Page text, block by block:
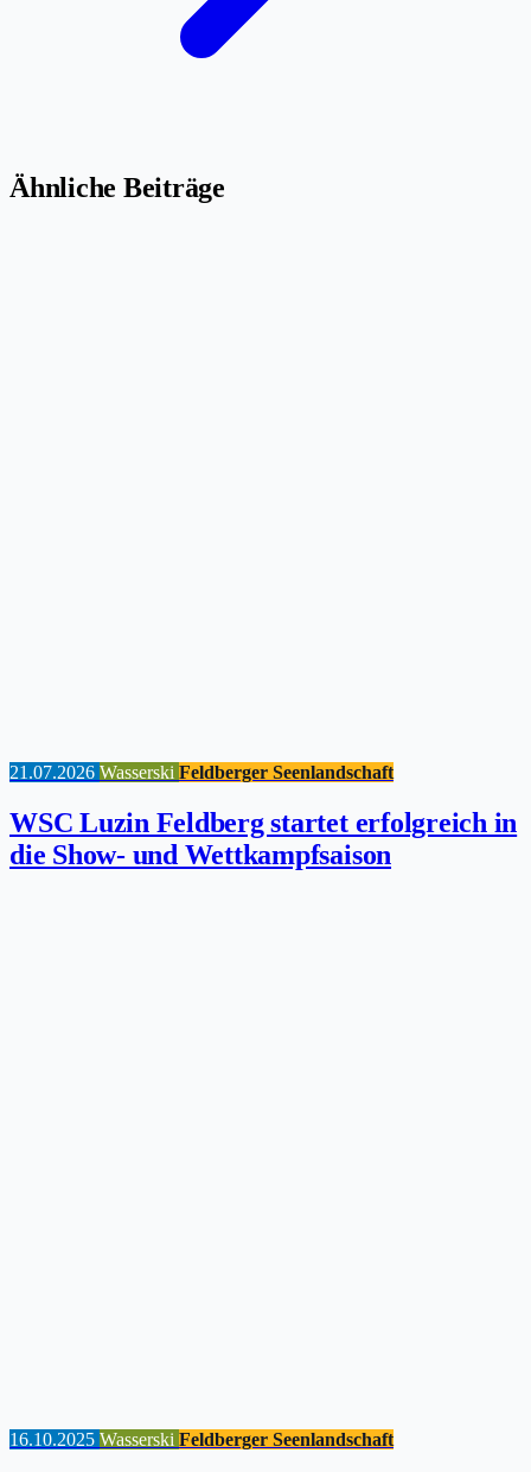
Ähnliche Beiträge
21.07.2026 Wasserski Feldberger Seenlandschaft
WSC Luzin Feldberg startet erfolgreich in
die Show- und Wettkampfsaison
16.10.2025 Wasserski Feldberger Seenlandschaft